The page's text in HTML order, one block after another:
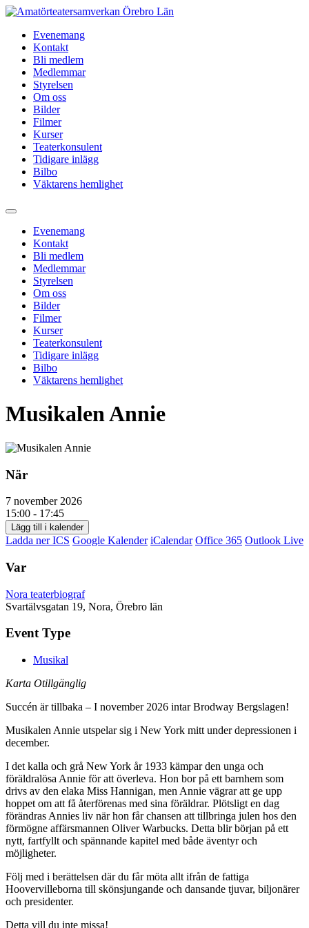
Hoppa
innehållEvenemang
Kontakt
Bli medlem
Medlemmar
Styrelsen
Om oss
Bilder
Filmer
Kurser
Teaterkonsulent
Tidigare inlägg
Bilbo
Väktarens hemlighet
Evenemang
Kontakt
Bli medlem
Medlemmar
Styrelsen
Om oss
Bilder
Filmer
Kurser
Teaterkonsulent
Tidigare inlägg
Bilbo
Väktarens hemlighet
Musikalen Annie
När
7 november 2026
15:00 - 17:45
Lägg till i kalender
Ladda ner ICS Google Kalender iCalendar Office 365 Outlook Live
Var
Nora teaterbiograf
Svartälvsgatan 19, Nora, Örebro län
Event Type
Musikal
Karta Otillgänglig
Succén är tillbaka – I november 2026 intar Brodway Bergslagen!
Musikalen Annie utspelar sig i New York mitt under depressionen i
december.
I det kalla och grå New York år 1933 kämpar den unga och
föräldralösa Annie för att överleva. Hon bor på ett barnhem som
drivs av den elaka Miss Hannigan, men Annie vägrar att ge upp
hoppet om att få återförenas med sina föräldrar. Plötsligt en dag
förändras Annies liv när hon får chansen att tillbringa julen hos den
förmögne affärsmannen Oliver Warbucks. Detta blir början på ett
nytt, fartfyllt och spännande kapitel med både äventyr och
möjligheter.
Följ med i berättelsen där du får möta allt ifrån de fattiga
Hoovervilleborna till skönsjungande och dansande tjuvar, biljonärer
och presidenter.
Detta vill du inte missa!